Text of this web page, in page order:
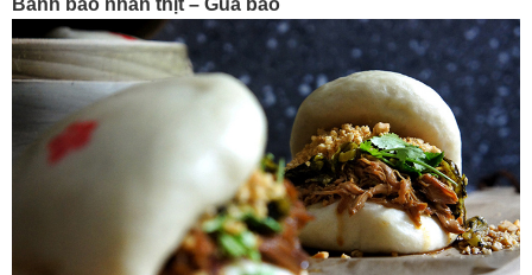
Bánh bao nhân thịt – Gua bao